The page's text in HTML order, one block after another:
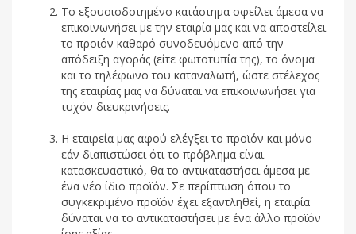
Το εξουσιοδοτημένο κατάστημα οφείλει άμεσα να
επικοινωνήσει με την εταιρία μας και να αποστείλει
το προϊόν καθαρό συνοδευόμενο από την
απόδειξη αγοράς (είτε φωτοτυπία της), το όνομα
και το τηλέφωνο του καταναλωτή, ώστε στέλεχος
της εταιρίας μας να δύναται να επικοινωνήσει για
τυχόν διευκρινήσεις.
Η εταιρεία μας αφού ελέγξει το προϊόν και μόνο
εάν διαπιστώσει ότι το πρόβλημα είναι
κατασκευαστικό, θα το αντικαταστήσει άμεσα με
ένα νέο ίδιο προϊόν. Σε περίπτωση όπου το
συγκεκριμένο προϊόν έχει εξαντληθεί, η εταιρία
δύναται να το αντικαταστήσει με ένα άλλο προϊόν